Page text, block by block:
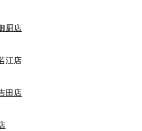
厨店
江店
田店